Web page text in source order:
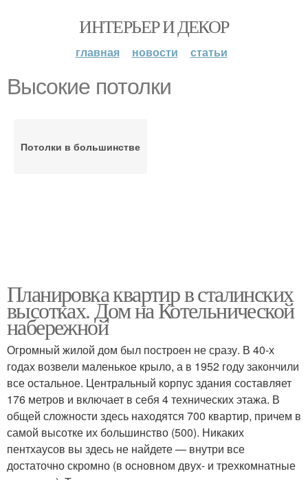
ИНТЕРЬЕР И ДЕКОР
главная новости статьи
Высокие потолки
Потолки в большинстве
Планировка квартир в сталинских
высотках. Дом на Котельнической
набережной
Огромный жилой дом был построен не сразу. В 40-х
годах возвели маленькое крыло, а в 1952 году закончили
все остальное. Центральный корпус здания составляет
176 метров и включает в себя 4 технических этажа. В
общей сложности здесь находятся 700 квартир, причем в
самой высотке их большинство (500). Никаких
пентхаусов вы здесь не найдете — внутри все
достаточно скромно (в основном двух- и трехкомнатные